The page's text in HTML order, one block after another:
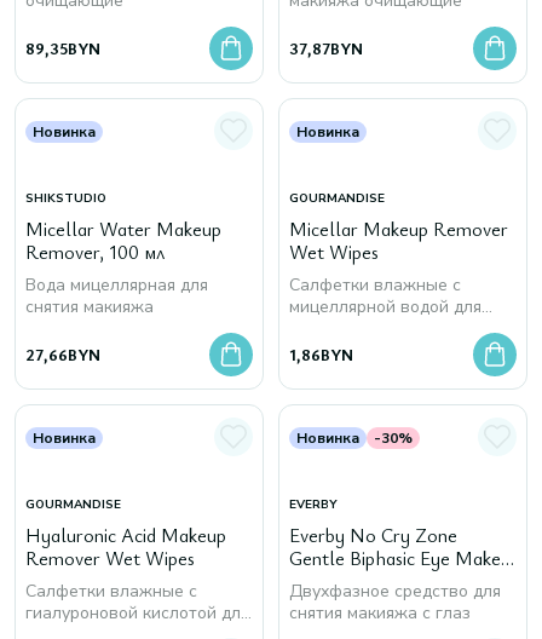
89,35BYN 37,87BYN
Новинка
SHIKSTUDIO
Micellar Water Makeup
Remover, 100 мл
Вода мицеллярная для
снятия макияжа
27,66BYN
Новинка
GOURMANDISE
Micellar Makeup Remover
Wet Wipes
Салфетки влажные с
мицеллярной водой для
1,86BYN
Новинка
GOURMANDISE
Hyaluronic Acid Makeup
Remover Wet Wipes
Салфетки влажные с
гиалуроновой кислотой для
Новинка -30%
EVERBY
Everby No Cry Zone
Gentle Biphasic Eye Make-
Up Remover, 100 мл
Двухфазное средство для
снятия макияжа с глаз